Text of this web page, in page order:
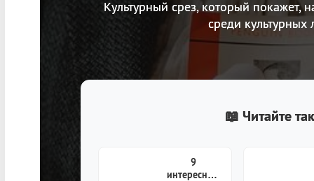
Культурный срез, который покажет,
среди культурных
📖 Читайте
9
интересных